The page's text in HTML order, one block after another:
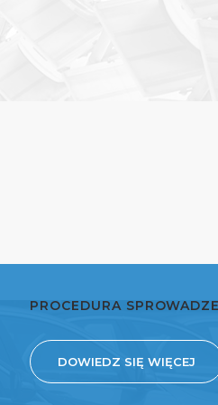
PROCEDURA
DOWIEDZ SIĘ WIĘCEJ